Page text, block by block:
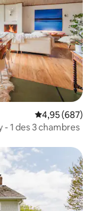
Évaluation
4,95 (687)
1 des 3 chambres